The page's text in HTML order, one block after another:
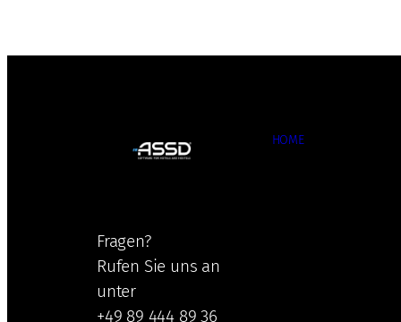
Fragen?
Rufen Sie uns an
unter
+49 89 444 89 36
HOME